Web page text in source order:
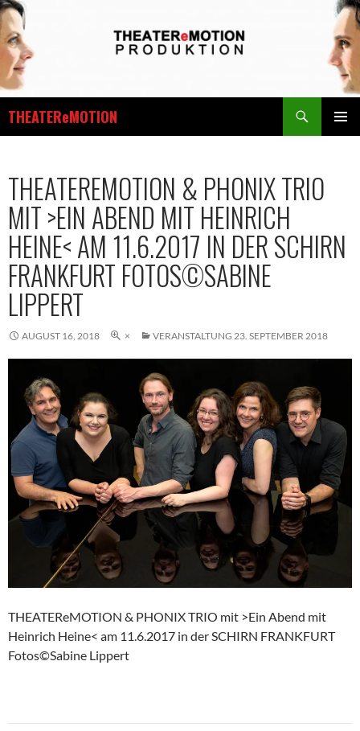
Zum
Inhalt
springen
THEATEReMOTION
THEATEREMOTION & PHONIX TRIO
MIT >EIN ABEND MIT HEINRICH
HEINE< AM 11.6.2017 IN DER SCHIRN
FRANKFURT FOTOS©SABINE
LIPPERT
AUGUST 16, 2018 × VERANSTALTUNG 23. SEPTEMBER 2018
THEATEReMOTION & PHONIX TRIO mit >Ein Abend mit
Heinrich Heine< am 11.6.2017 in der SCHIRN FRANKFURT
Fotos©Sabine Lippert